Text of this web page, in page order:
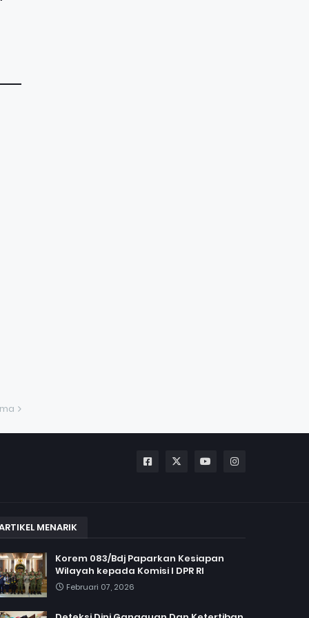
MENARIK
Korem 083/Bdj Paparkan Kesiapan
Wilayah kepada Komisi I DPR RI
Februari 07, 2026